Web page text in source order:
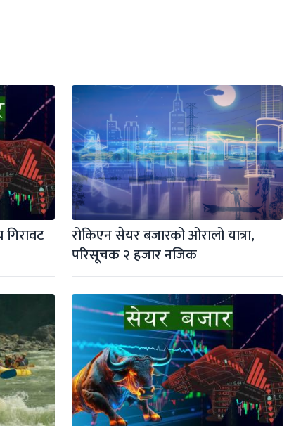
रोकिएन सेयर बजारको ओरालो यात्रा,
परिसूचक २ हजार नजिक